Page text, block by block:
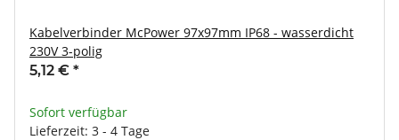
Kabelverbinder McPower 97x97mm IP68 - wasserdicht
230V 3-polig
5,12 € *
Sofort verfügbar
Lieferzeit: 3 - 4 Tage